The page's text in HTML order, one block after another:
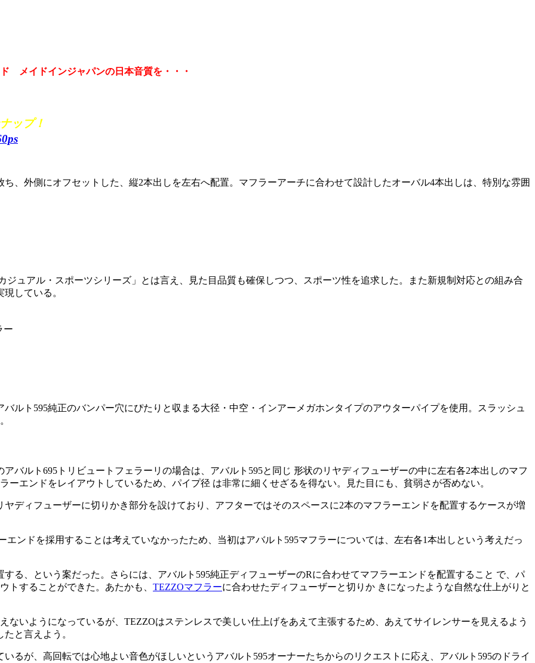
メイドインジャパンの日本音質を・・・
ップ！
、外側にオフセットした、縦2本出しを左右へ配置。マフラーアーチに合わせて設計したオーバル4本出しは、特別な雰囲
ュアル・スポーツシリーズ」とは言え、見た目品質も確保しつつ、スポーツ性を追求した。また新規制対応との組み合
している。
ー
ルト595純正のバンパー穴にぴたりと収まる大径・中空・インアーメガホンタイプのアウターパイプを使用。スラッシュ
バルト695トリビュートフェラーリの場合は、アバルト595と同じ 形状のリヤディフューザーの中に左右各2本出しのマフ
エンドをレイアウトしているため、パイプ径 は非常に細くせざるを得ない。見た目にも、貧弱さが否めない。
ディフューザーに切りかき部分を設けており、アフターではそのスペースに2本のマフラーエンドを配置するケースが増
ンドを採用することは考えていなかったため、当初はアバルト595マフラーについては、左右各1本出しという考えだっ
る、という案だった。さらには、アバルト595純正ディフューザーのRに合わせてマフラーエンドを配置すること で、パ
トすることができた。あたかも、 TEZZOマフラーに合わせたディフューザーと切りか きになったような自然な仕上がりと
ないようになっているが、TEZZOはステンレスで美しい仕上げをあえて主張するため、あえてサイレンサーを見えるよう
と言えよう。
るが、高回転では心地よい音色がほしいというアバルト595オーナーたちからのリクエストに応え、アバルト595のドライ